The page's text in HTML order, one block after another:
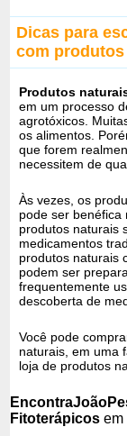
Dicas para
com
Produtos
em um processo
agrotóxicos.
os alimentos.
que forem
necessitem de
Às vezes, os
pode ser benéfica
produtos naturais
medicamentos
produtos naturais
podem ser
frequentemente
descoberta de
Você pode
naturais, em uma
loja de produtos
Fitoterápicos em